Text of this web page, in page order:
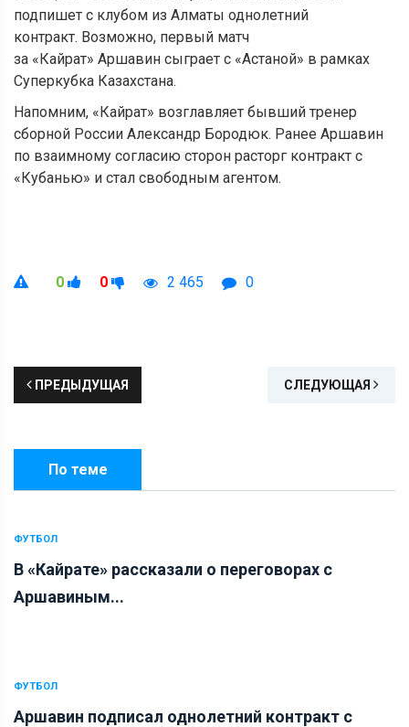
подпишет с клубом из Алматы однолетний
контракт. Возможно, первый матч
за «Кайрат» Аршавин сыграет с «Астаной» в рамках
Суперкубка Казахстана.
Напомним, «Кайрат» возглавляет бывший тренер
сборной России Александр Бородюк. Ранее Аршавин
по взаимному согласию сторон расторг контракт с
«Кубанью» и стал свободным агентом.
0 0 2 465 0
ПРЕДЫДУЩАЯ СЛЕДУЮЩАЯ
По теме
ФУТБОЛ
В «Кайрате» рассказали о переговорах с
Аршавиным...
ФУТБОЛ
Аршавин подписал однолетний контракт с